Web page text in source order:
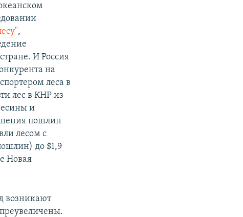
,
И Россия
на
леса в
лес в КНР из
и
пошлин
лесом с
до $1,9
Новая
возникают